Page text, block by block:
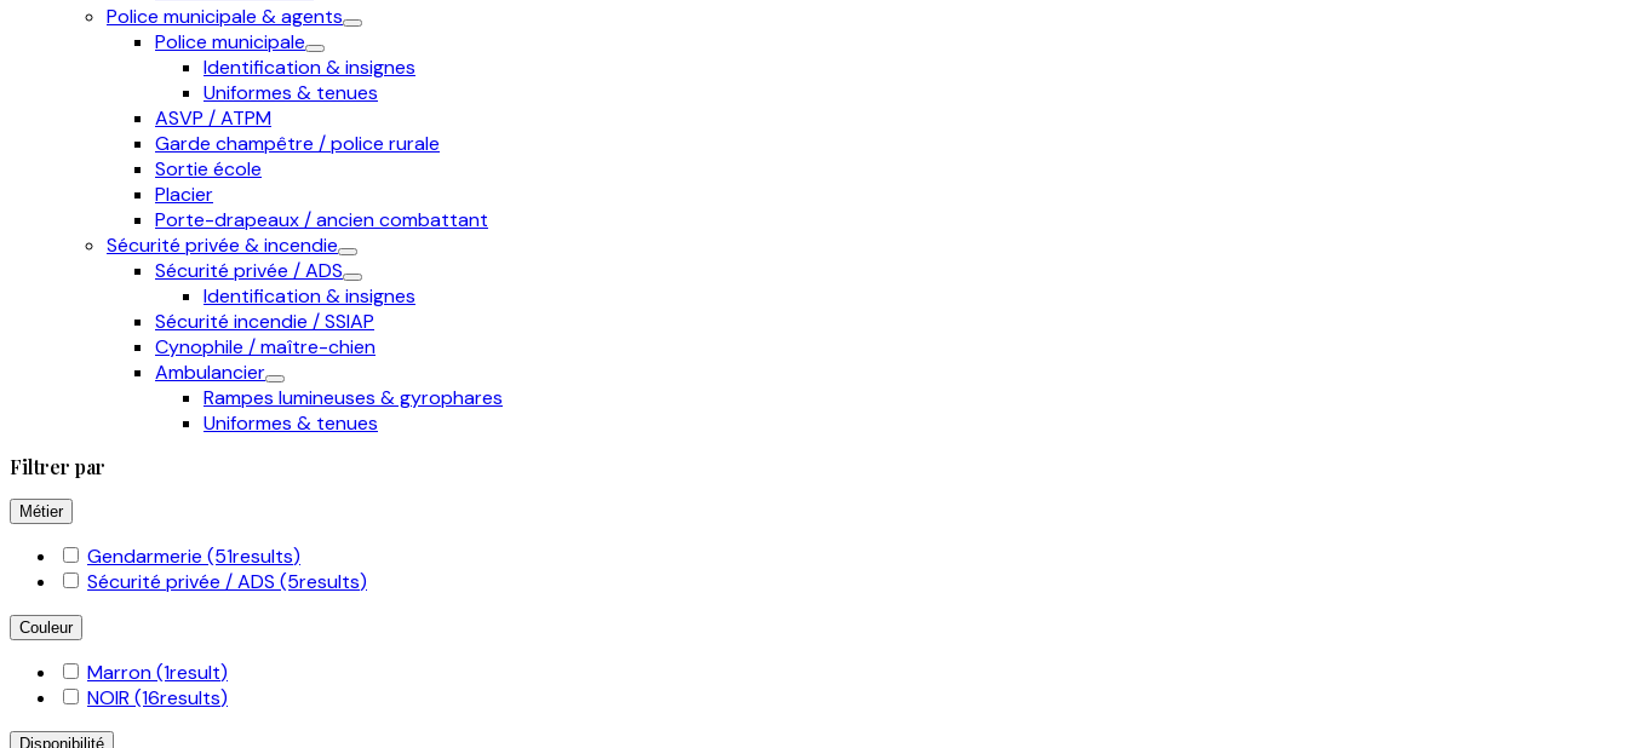
Police municipale & agents
Police municipale
Identification & insignes
Uniformes & tenues
ASVP / ATPM
Garde champêtre / police rurale
Sortie école
Placier
Porte-drapeaux / ancien combattant
Sécurité privée & incendie
Sécurité privée / ADS
Identification & insignes
Sécurité incendie / SSIAP
Cynophile / maître-chien
Ambulancier
Rampes lumineuses & gyrophares
Uniformes & tenues
Filtrer par
Métier
Gendarmerie (51results)
Sécurité privée / ADS (5results)
Couleur
Marron(1result)
NOIR (16results)
Disponibilité